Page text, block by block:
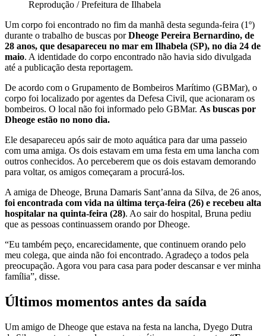
Reprodução / Prefeitura de Ilhabela
Um corpo foi encontrado no fim da manhã desta segunda-feira (1º)
durante o trabalho de buscas porDheoge Pereira Bernardino, de
28 anos, que desapareceu no mar em Ilhabela (SP), no dia 24 de
maio. A identidade do corpo encontrado não havia sido divulgada
até a publicação desta reportagem.
De acordo com o Grupamento de Bombeiros Marítimo (GBMar), o
corpo foi localizado por agentes da Defesa Civil, que acionaram os
bombeiros. O local não foi informado pelo GBMar. As buscas por
Dheoge estão no nono dia.
Ele desapareceu após sair de moto aquática para dar uma passeio
com uma amiga. Os dois estavam em uma festa em uma lancha com
outros conhecidos. Ao perceberem que os dois estavam demorando
para voltar, os amigos começaram a procurá-los.
A amiga de Dheoge, Bruna Damaris Sant’anna da Silva, de 26 anos,
foi encontrada com vida na última terça-feira (26) e recebeu alta
hospitalar na quinta-feira (28). Ao sair do hospital, Bruna pediu
que as pessoas continuassem orando por Dheoge.
“Eu também peço, encarecidamente, que continuem orando pelo
meu colega, que ainda não foi encontrado. Agradeço a todos pela
preocupação. Agora vou para casa para poder descansar e ver minha
família”, disse.
Últimos momentos antes da saída
Um amigo de Dheoge que estava na festa na lancha, Dyego Dutra